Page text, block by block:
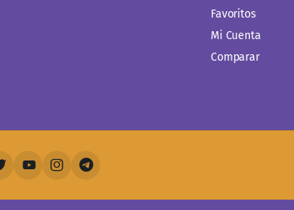
Favoritos
Mi Cuenta
Comparar